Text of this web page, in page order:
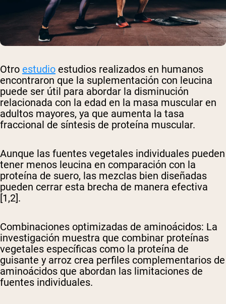
Otro estudio estudios realizados en humanos
encontraron que la suplementación con leucina
puede ser útil para abordar la disminución
relacionada con la edad en la masa muscular en
adultos mayores, ya que aumenta la tasa
fraccional de síntesis de proteína muscular.
Aunque las fuentes vegetales individuales pueden
tener menos leucina en comparación con la
proteína de suero, las mezclas bien diseñadas
pueden cerrar esta brecha de manera efectiva
[1,2].
Combinaciones optimizadas de aminoácidos: La
investigación muestra que combinar proteínas
vegetales específicas como la proteína de
guisante y arroz crea perfiles complementarios de
aminoácidos que abordan las limitaciones de
fuentes individuales.